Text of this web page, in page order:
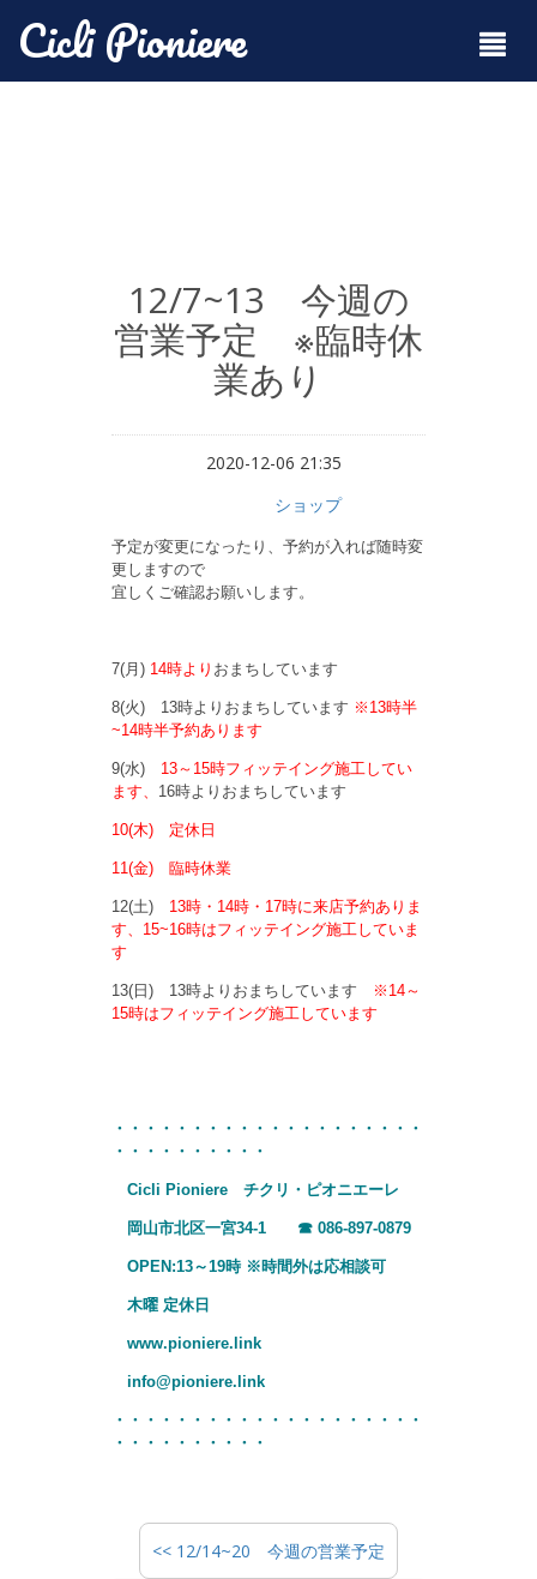
Cicli Pioniere
12/7~13 今週の
営業予定 ※臨時休
業あり
2020-12-06 21:35
ショップ
予定が変更になったり、予約が入れば随時変
更しますので
宜しくご確認お願いします。
7(月) 14時より おまちしています
8(火) 13時よりおまちしています ※13時半
~14時半予約あります
9(水) 13～15時フィッテイング施工してい
ます、 16時よりおまちしています
10(木) 定休日
11(金) 臨時休業
12(土) 13時・ 14時・17時に来店予約ありま
す、15~16時はフィッテイング施工していま
す
13(日) 13時よりおまちしています
※14～
15時はフィッテイング施工しています
・・・・・・・・・・・・・・・・・・・・
・・・・・・・・・・
Cicli Pioniere チクリ・ピオニエーレ
岡山市北区一宮34-1 ☎ 086-897-0879
OPEN:13～19時 ※時間外は応相談可
木曜 定休日
www.pioniere.link
info@pioniere.link
・・・・・・・・・・・・・・・・・・・・
・・・・・・・・・・
<< 12/14~20 今週の営業予定